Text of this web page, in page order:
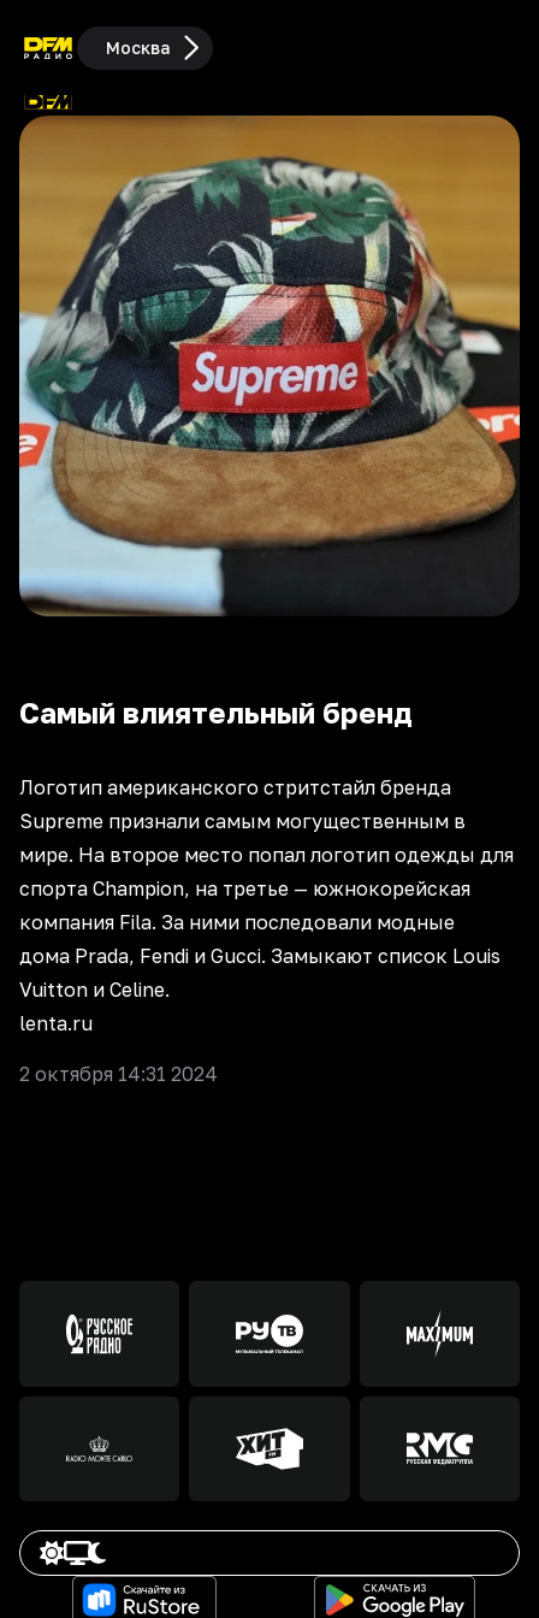
Москва
Самый влиятельный бренд
Логотип американского стритстайл бренда
Supreme признали самым могущественным в
мире. На второе место попал логотип одежды для
спорта Champion, на третье — южнокорейская
компания Fila. За ними последовали модные
дома Prada, Fendi и Gucci. Замыкают список Louis
Vuitton и Celine.
lenta.ru
2 октября 14:31 2024